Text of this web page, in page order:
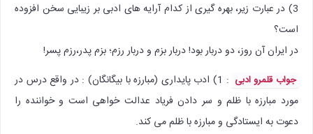
3) در عبارت زیر، بهره گیری از کدام آرایه های ادبی بر زیبایی سخن افزوده
است؟
در ایران آن روز، دو دربار بود! دربار بزم و دربار رزم؛ بزم پدر،رزم پسر!
جواب قلمرو ادبی
: 1) ادب پایداری (مبارزه با بیگانگان) : در واقع درس در
مورد مبارزه با ظلم و سر دادن فریاد عدالت خواهی است و خواننده را
دعوت به ایستادگی و مبارزه با ظلم می کند.